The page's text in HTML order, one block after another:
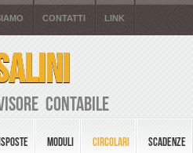
CONTATTI LINK
Contabile
MODULI CIRCOLARI SCADENZE